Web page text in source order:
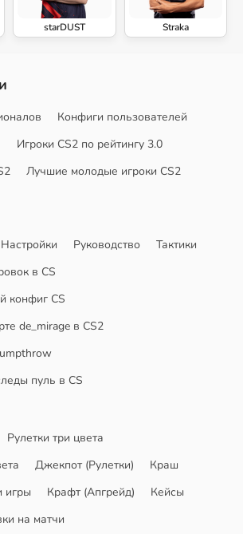
starDUST Straka
Конфиги пользователей
Игроки CS2 по рейтингу 3.0
Лучшие молодые игроки CS2
Настройки Руководство
Тактики
в CS
конфиг CS
de_mirage в CS2
пуль в CS
Рулетки три цвета
Джекпот (Рулетки)
Краш
игры Крафт (Апгрейд)
Кейсы
на матчи